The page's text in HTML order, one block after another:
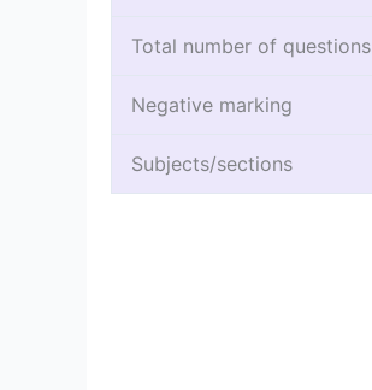
Total number of questions
Negative marking
Subjects/sections